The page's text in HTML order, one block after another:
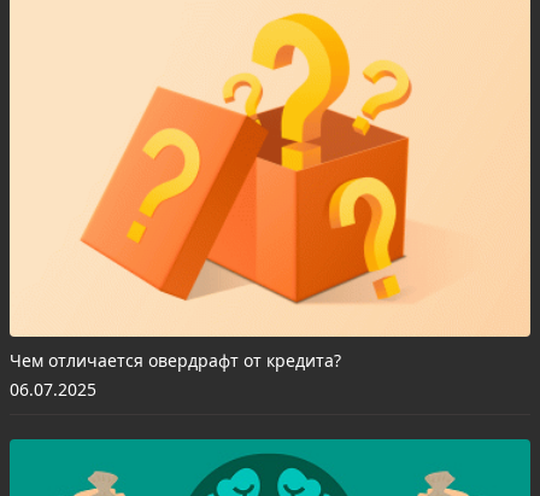
Чем отличается овердрафт от кредита?
06.07.2025